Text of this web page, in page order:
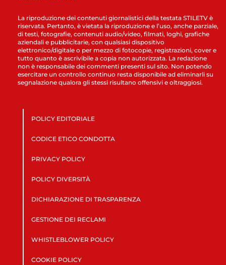
La riproduzione dei contenuti giornalistici della testata STILETV è
riservata. Pertanto, è vietata la riproduzione e l’uso, anche parziale,
di testi, fotografie, contenuti audio/video, filmati, loghi, grafiche
aziendali e pubblicitarie, con qualsiasi dispositivo
elettronico/digitale o per mezzo di fotocopie, registrazioni, cover e
tutto quanto è ascrivibile a copia non autorizzata. La redazione
non è responsabile dei commenti presenti sul sito. Non potendo
esercitare un controllo continuo resta disponibile ad eliminarli su
segnalazione qualora gli stessi risultano offensivi e oltraggiosi.
POLICY EDITORIALE
CODICE ETICO CONDOTTA
PRIVACY POLICY
POLICY DIVERSITÀ
DICHIARAZIONE DI TRASPARENZA
GESTIONE DEI RECLAMI
WHISTLEBLOWER POLICY
COOKIE POLICY